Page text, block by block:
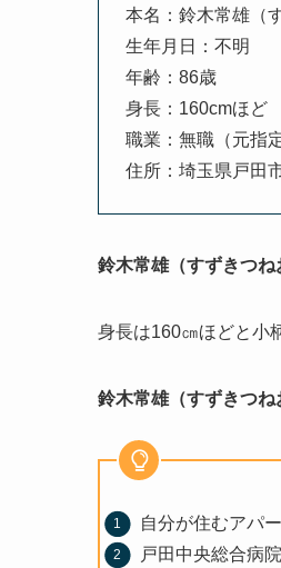
本名：鈴木常雄（
生年月日：不明
年齢：86歳
身長：160cmほど
職業：無職（元指
住所：埼玉県戸田
鈴木常雄（すずきつね
身長は160㎝ほどと小
鈴木常雄（すずきつね
自分が住むアパ
戸田中央総合病